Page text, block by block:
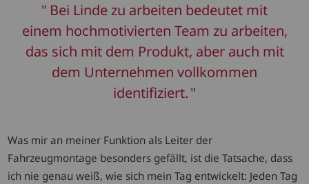
Bei Linde zu arbeiten bedeutet mit
einem hochmotivierten Team zu arbeiten,
das sich mit dem Produkt, aber auch mit
dem Unternehmen vollkommen
identifiziert.
Was mir an meiner Funktion als Leiter der
Fahrzeugmontage besonders gefällt, ist die Tatsache, dass
ich nie genau weiß, wie sich mein Tag entwickelt: Jeden Tag